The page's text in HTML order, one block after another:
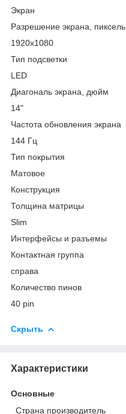
Экран
Разрешение экрана, пиксель
1920x1080
Тип подсветки
LED
Диагональ экрана, дюйм
14"
Частота обновления экрана
144 Гц
Тип покрытия
Матовое
Конструкция
Толщина матрицы
Slim
Интерфейсы и разъемы
Контактная группа
справа
Количество пинов
40 pin
Скрыть
Характеристики
Основные
Страна производитель